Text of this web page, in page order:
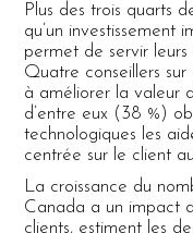
Plus des trois quarts
qu’un investissement
permet de servir
Quatre conseillers
à améliorer la valeur
d’entre eux (38 %)
technologiques les
centrée sur le client
La croissance du
Canada a un impact
clients, estiment les